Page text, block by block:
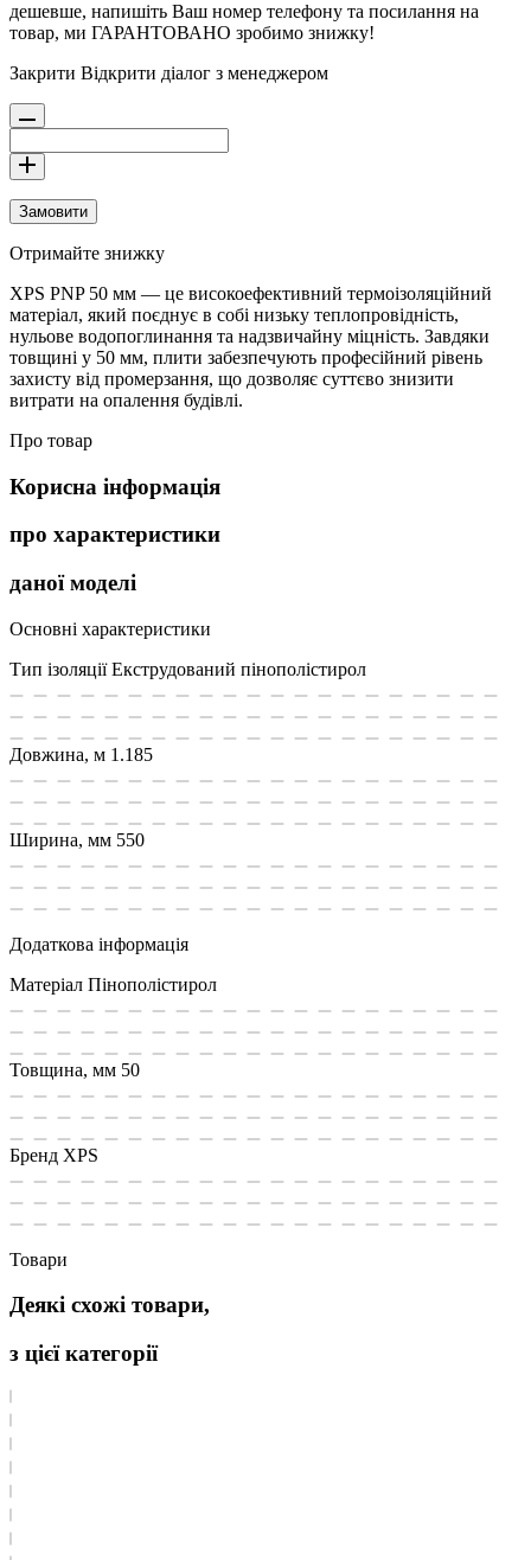
дешевше, напишіть Ваш номер телефону та посилання на
товар, ми ГАРАНТОВАНО зробимо знижку!
Закрити Відкрити діалог з менеджером
Замовити
Отримайте знижку
XPS PNP 50 мм — це високоефективний термоізоляційний
матеріал, який поєднує в собі низьку теплопровідність,
нульове водопоглинання та надзвичайну міцність. Завдяки
товщині у 50 мм, плити забезпечують професійний рівень
захисту від промерзання, що дозволяє суттєво знизити
витрати на опалення будівлі.
Про товар
Корисна інформація
про характеристики
даної моделі
Основні характеристики
Тип ізоляції Екструдований пінополістирол
Довжина, м 1.185
Ширина, мм 550
Додаткова інформація
Матеріал Пінополістирол
Товщина, мм 50
Бренд XPS
Товари
Деякі схожі товари,
з цієї категорії